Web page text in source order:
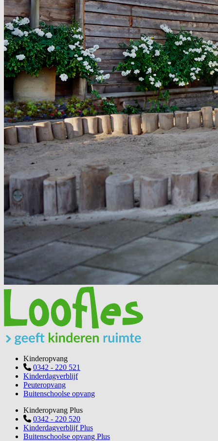
Kinderopvang
0342 - 220 521
Kinderdagverblijf
Peuteropvang
Buitenschoolse opvang
Kinderopvang Plus
0342 - 220 520
Kinderdagverblijf Plus
Buitenschoolse opvang Plus